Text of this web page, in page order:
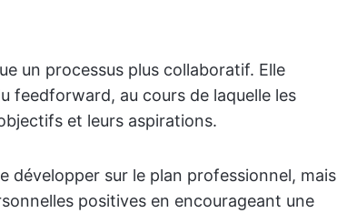
un processus plus collaboratif. Elle
feedforward, au cours de laquelle les
et leurs aspirations.
développer sur le plan professionnel, mais
positives en encourageant une